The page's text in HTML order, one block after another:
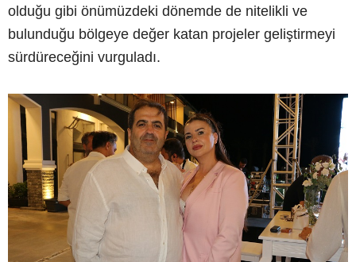
olduğu gibi önümüzdeki dönemde de nitelikli ve
bulunduğu bölgeye değer katan projeler geliştirmeyi
sürdüreceğini vurguladı.